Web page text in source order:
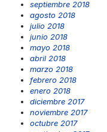
septiembre 2018
agosto 2018
julio 2018
junio 2018
mayo 2018
abril 2018
marzo 2018
febrero 2018
enero 2018
diciembre 2017
noviembre 2017
octubre 2017